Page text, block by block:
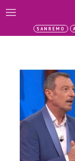
SANREMO